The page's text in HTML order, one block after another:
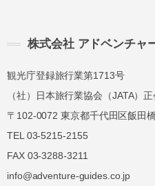
株式会社 アドベンチャ
観光庁登録旅行業第1713号
（社）日本旅行業協会（JATA）正
〒102-0072 東京都千代田区飯田
TEL 03-5215-2155
FAX 03-3288-3211
info@adventure-guides.co.jp